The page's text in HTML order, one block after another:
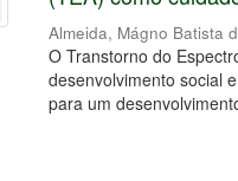
Almeida, Mágno Batista
O Transtorno do
desenvolvimento social
para um